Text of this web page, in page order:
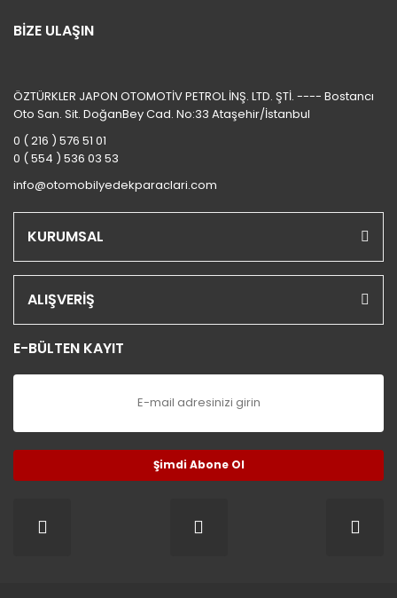
BİZE ULAŞIN
ÖZTÜRKLER JAPON OTOMOTİV PETROL İNŞ. LTD. ŞTİ. ---- Bostancı
Oto San. Sit. DoğanBey Cad. No:33 Ataşehir/İstanbul
0 ( 216 ) 576 51 01
0 ( 554 ) 536 03 53
info@otomobilyedekparaclari.com
KURUMSAL
ALIŞVERİŞ
E-BÜLTEN KAYIT
Şimdi Abone Ol